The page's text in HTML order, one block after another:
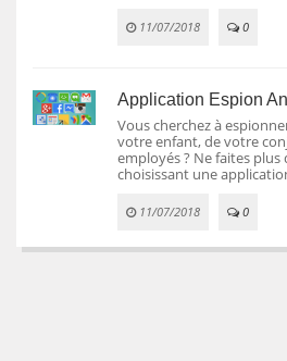
11/07/2018 0
Application Espion
Vous cherchez à
votre enfant, de votre
employés ? Ne faites
choisissant une
11/07/2018 0